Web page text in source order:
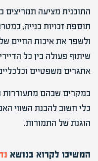
התוכנית מציעה תמריצים
תוספת זכויות בנייה,
ולשפר את איכות החיים
שיתוף פעולה בין כל
אתגרים משפטיים
במקרים שבהם מתעוררות
כלי חשוב להבנת השווי
הוגנת של התמורות.
המשיכו לקרוא בנושא